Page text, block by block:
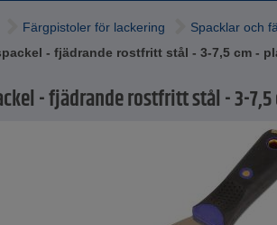
Färgpistoler för lackering Spacklar och
- fjädrande rostfritt stål - 3-7,5 cm -
- fjädrande rostfritt stål - 3-